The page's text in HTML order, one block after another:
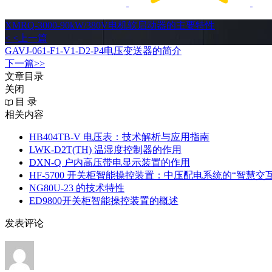
XMRQ-3000-90kW/380V电机软启动器的主要特性
< <上一篇
GAVJ-061-F1-V1-D2-P4电压变送器的简介
下一篇>>
文章目录
关闭
目 录
相关内容
HB404TB-V 电压表：技术解析与应用指南
LWK‑D2T(TH) 温湿度控制器的作用
DXN‑Q 户内高压带电显示装置的作用
HF-5700 开关柜智能操控装置：中压配电系统的“智慧交
NG80U-23 的技术特性
ED9800开关柜智能操控装置的概述
发表评论